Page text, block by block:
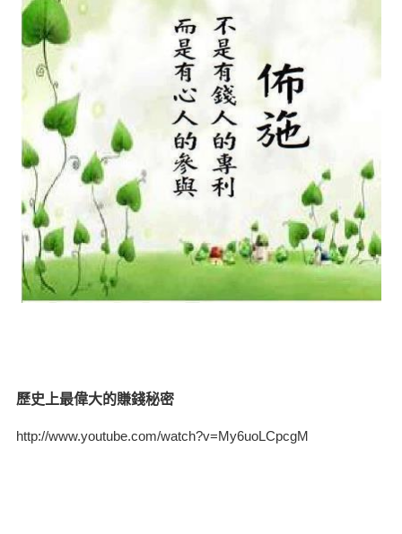
歷史上最偉大的賺錢秘密
http://www.youtube.com/watch?v=My6uoLCpcgM